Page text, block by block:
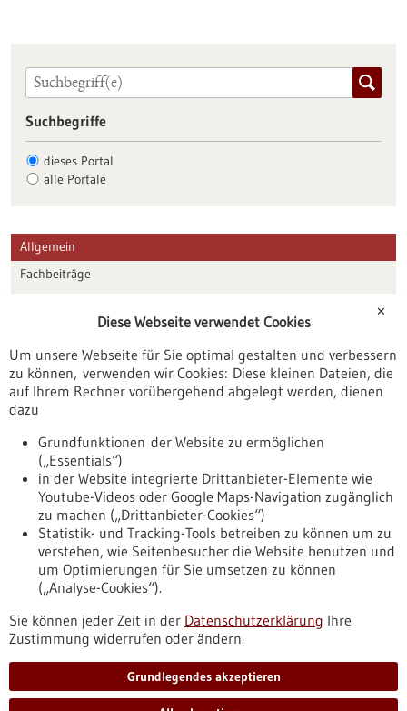
Suchbegriffe
dieses Portal
alle Portale
Allgemein
Fachbeiträge
Veranstaltungen
Erscheinungsdatum
Nach oben
Informiert bleiben
Newsletter abonnieren
✕
Diese Webseite verwendet Cookies
Um unsere Webseite für Sie optimal gestalten und verbessern
zu können, verwenden wir Cookies: Diese kleinen Dateien, die
auf Ihrem Rechner vorübergehend abgelegt werden, dienen
dazu
Grundfunktionen der Website zu ermöglichen
(„Essentials“)
in der Website integrierte Drittanbieter-Elemente wie
Youtube-Videos oder Google Maps-Navigation zugänglich
zu machen („Drittanbieter-Cookies“)
Statistik- und Tracking-Tools betreiben zu können um zu
verstehen, wie Seitenbesucher die Website benutzen und
um Optimierungen für Sie umsetzen zu können
(„Analyse-Cookies“).
Sie können jeder Zeit in der Datenschutzerklärung Ihre
Zustimmung widerrufen oder ändern.
Grundlegendes akzeptieren